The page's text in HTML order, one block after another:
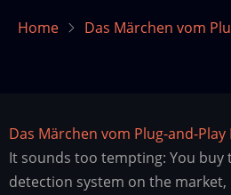
Home Das Märchen vom
Das Märchen vom Plug-and-Play
It sounds too tempting: You
detection system on the